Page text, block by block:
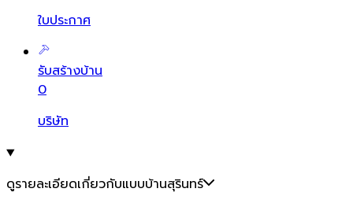
ใบประกาศ
รับสร้างบ้าน
0
บริษัท
ดูรายละเอียดเกี่ยวกับแบบบ้านสุรินทร์